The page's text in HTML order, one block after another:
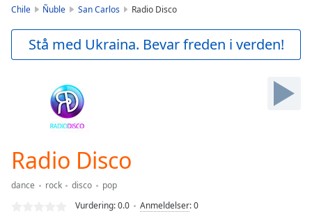
Current
Time0:00
Chile Ñuble San Carlos Radio Disco
Stå med Ukraina. Bevar freden i verden!
Radio Disco
dance rock disco
pop
Vurdering:0.0 Anmeldelser:0